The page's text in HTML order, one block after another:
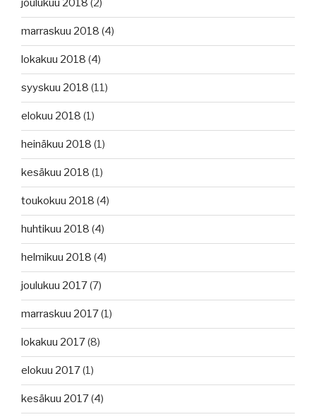
joulukuu 2018 (2)
marraskuu 2018 (4)
lokakuu 2018 (4)
syyskuu 2018 (11)
elokuu 2018 (1)
heinäkuu 2018 (1)
kesäkuu 2018 (1)
toukokuu 2018 (4)
huhtikuu 2018 (4)
helmikuu 2018 (4)
joulukuu 2017(7)
marraskuu 2017(1)
lokakuu 2017(8)
elokuu 2017(1)
kesäkuu 2017(4)